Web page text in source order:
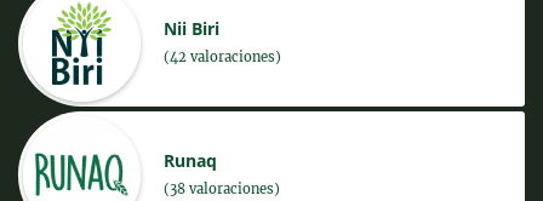
Nii Biri
(42 valoraciones)
Runaq
(38 valoraciones)